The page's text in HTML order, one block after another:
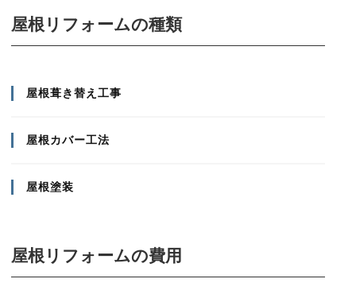
屋根リフォームの種類
屋根葺き替え工事
屋根カバー工法
屋根塗装
屋根リフォームの費用